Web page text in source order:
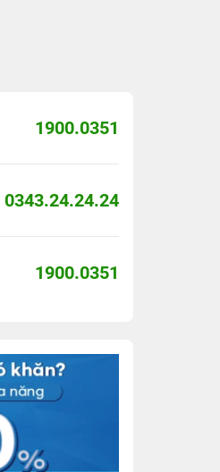
1900.0351
0343.24.24.24
1900.0351